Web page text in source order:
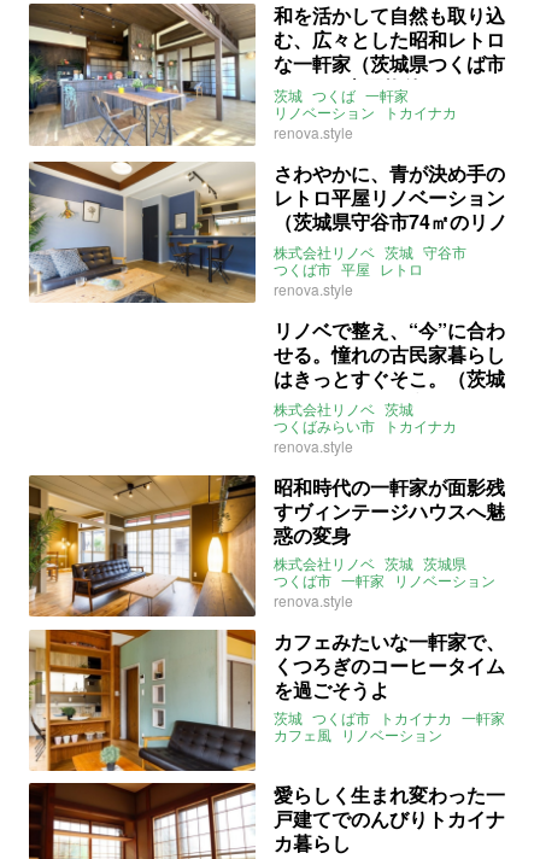
和を活かして自然も取り込
む、広々とした昭和レトロ
な一軒家（茨城県つくば市
108㎡の売買物件）
茨城 つくば 一軒家
リノベーション
トカイナカ
ウッドデッキ
ライター：ほしりょうこ
株式会社リノベ
売買
renova.style
さわやかに、青が決め手の
レトロ平屋リノベーション
（茨城県守谷市74㎡のリノ
ベーション事例）
株式会社リノベ 茨城 守谷市
つくば市 平屋 レトロ
リノベーション
リノベーション事例
青
renova.style
リノベで整え、“今”に合わ
せる。憧れの古民家暮らし
はきっとすぐそこ。（茨城
県つくばみらい市124.97㎡
の売買物件）
株式会社リノベ 茨城
つくばみらい市
トカイナカ
スローライフ
リノベーション
セカンドハウス
古民家再生 売買
renova.style
昭和時代の一軒家が面影残
すヴィンテージハウスへ魅
惑の変身
株式会社リノベ 茨城 茨城県
つくば市 一軒家
リノベーション
ヴィンテージ
二人暮らし
renova.style
カフェみたいな一軒家で、
くつろぎのコーヒータイム
を過ごそうよ
茨城 つくば市 トカイナカ 一軒家
カフェ風 リノベーション
愛らしく生まれ変わった一
戸建てでのんびりトカイナ
カ暮らし